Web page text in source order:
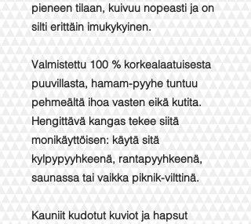
pieneen tilaan, kuivuu nopeasti ja on
silti erittäin imukykyinen.
Valmistettu 100 % korkealaatuisesta
puuvillasta, hamam-pyyhe tuntuu
pehmeältä ihoa vasten eikä kutita.
Hengittävä kangas tekee siitä
monikäyttöisen: käytä sitä
kylpypyyhkeenä, rantapyyhkeenä,
saunassa tai vaikka piknik-vilttinä.
Kauniit kudotut kuviot ja hapsut